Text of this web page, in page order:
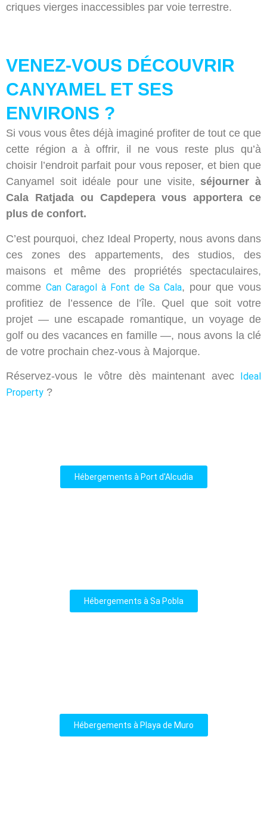
criques vierges inaccessibles par voie terrestre.
VENEZ-VOUS DÉCOUVRIR
CANYAMEL ET SES
ENVIRONS ?
Si vous vous êtes déjà imaginé profiter de tout ce que
cette région a à offrir, il ne vous reste plus qu’à
choisir l’endroit parfait pour vous reposer, et bien que
Canyamel soit idéale pour une visite, séjourner à
Cala Ratjada ou Capdepera vous apportera ce
plus de confort.
C’est pourquoi, chez Ideal Property, nous avons dans
ces zones des appartements, des studios, des
maisons et même des propriétés spectaculaires,
comme Can Caragol à Font de Sa Cala, pour que vous
profitiez de l’essence de l’île. Quel que soit votre
projet — une escapade romantique, un voyage de
golf ou des vacances en famille —, nous avons la clé
de votre prochain chez-vous à Majorque.
Réservez-vous le vôtre dès maintenant avec Ideal
Property ?
Hébergements à Port d'Alcudia
Hébergements à Sa Pobla
Hébergements à Playa de Muro